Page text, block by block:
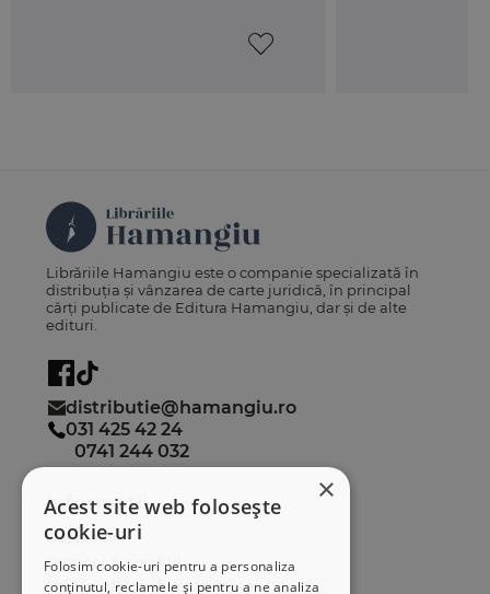
×
Acest site web folosește
cookie-uri
Folosim cookie-uri pentru a personaliza
conținutul, reclamele și pentru a ne analiza
Librăriile Hamangiu este o companie specializată în
distribuția și vânzarea de carte juridică, în principal
cărți publicate de Editura Hamangiu, dar și de alte
edituri.
distributie@hamangiu.ro
031 425 42 24
0741 244 032
Informații
Despre noi
Termeni & condiții
Politica de confidențialitate